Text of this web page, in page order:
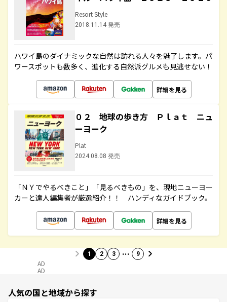
Resort Style
2018.11.14 発売
ハワイ島のダイナミックな自然は訪れる人々を魅了します。パ
ワースポットも数多く、進化する自然派グルメも見逃せない！
詳細を見る
０２ 地球の歩き方 Ｐｌａｔ ニュ
ーヨーク
Plat
2024.08.08 発売
「ＮＹでやるべきこと」「見るべきもの」を、現地ニューヨー
カーと達人編集者が厳選紹介！！ ハンディなガイドブック。
詳細を見る
1 2 3 … 9
AD
AD
人気の国と地域から探す